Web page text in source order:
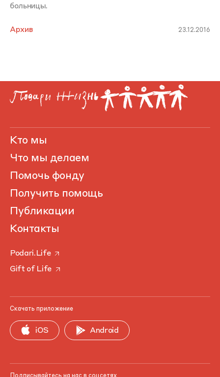
больницы.
Архив 23.12.2016
Кто мы
Что мы делаем
Помочь фонду
Получить помощь
Публикации
Контакты
Podari.Life
Gift of Life
Скачать приложение
iOS Android